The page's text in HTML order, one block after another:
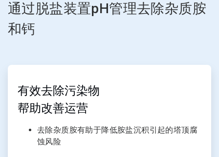
通过脱盐装置pH管理去除杂质胺
和钙​
ArticleTile
有效去除污染物
帮助改善运营​
去除杂质胺有助于降低胺盐沉积引起的塔顶腐
蚀风险